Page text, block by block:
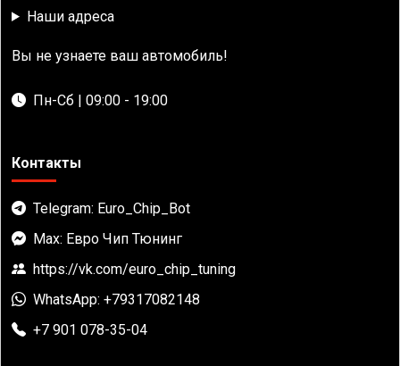
Наши адреса
Вы не узнаете ваш автомобиль!
Пн-Сб | 09:00 - 19:00
Контакты
Telegram: Euro_Chip_Bot
Max: Евро Чип Тюнинг
https://vk.com/euro_chip_tuning
WhatsApp: +79317082148
+7 901 078-35-04